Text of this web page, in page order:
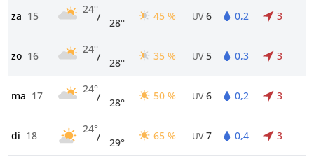
za 15
24°
/ 28°
45 % UV 6 0,2 3
zo 16
24°
/ 28°
35 % UV 5 0,3 3
ma 17
24°
/ 28°
50 % UV 6 0,2 3
di 18
24°
/ 29°
65 % UV 7 0,4 3